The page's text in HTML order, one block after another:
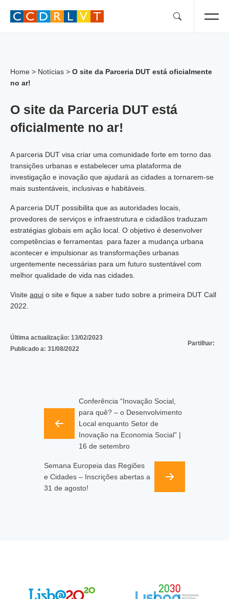
Home > Notícias > O site da Parceria DUT está oficialmente
no ar!
O site da Parceria DUT está
oficialmente no ar!
A parceria DUT visa criar uma comunidade forte em torno das
transições urbanas e estabelecer uma plataforma de
investigação e inovação que ajudará as cidades a tornarem-se
mais sustentáveis, inclusivas e habitáveis.
A parceria DUT possibilita que as autoridades locais,
provedores de serviços e infraestrutura e cidadãos traduzam
estratégias globais em ação local. O objetivo é desenvolver
competências e ferramentas para fazer a mudança urbana
acontecer e impulsionar as transformações urbanas
urgentemente necessárias para um futuro sustentável com
melhor qualidade de vida nas cidades.
Visite aqui o site e fique a saber tudo sobre a primeira DUT Call
2022.
Última actualização: 13/02/2023
Publicado a: 31/08/2022
Partilhar:
Conferência “Inovação Social,
para quê? – o Desenvolvimento
Local enquanto Setor de
Inovação na Economia Social” |
16 de setembro
Semana Europeia das Regiões
e Cidades – Inscrições abertas a
31 de agosto!